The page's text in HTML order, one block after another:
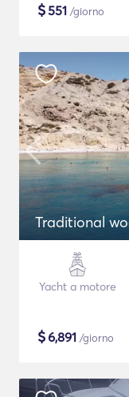
$551 /giorno
Traditional
Yacht a motore
$6,891 /giorno